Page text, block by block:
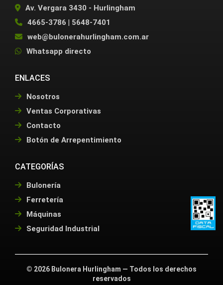
Av. Vergara 3430 - Hurlingham
4665-3786
5648-7401
web@bulonerahurlingham.com.ar
Whatsapp directo
ENLACES
Nosotros
Ventas Corporativas
Contacto
Botón de Arrepentimiento
CATEGORÍAS
Bulonería
Ferretería
Máquinas
Seguridad Industrial
© 2026 Bulonera Hurlingham — Todos los derechos
reservados